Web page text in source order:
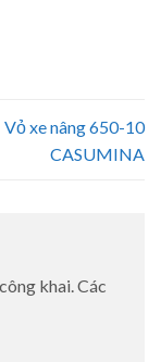
Vỏ xe nâng 650-10
CASUMINA
khai.Các